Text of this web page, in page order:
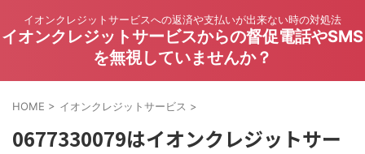
イオンクレジットサービスへの返済や支払いが出来ない時の対処法
イオンクレジットサービスからの督促電話やSMS
を無視していませんか？
HOME > イオンクレジットサービス >
0677330079はイオンクレジットサー